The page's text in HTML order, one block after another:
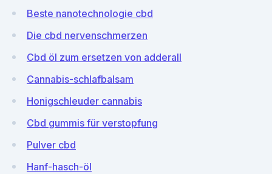
Beste nanotechnologie cbd
Die cbd nervenschmerzen
Cbd öl zum ersetzen von adderall
Cannabis-schlafbalsam
Honigschleuder cannabis
Cbd gummis für verstopfung
Pulver cbd
Hanf-hasch-öl